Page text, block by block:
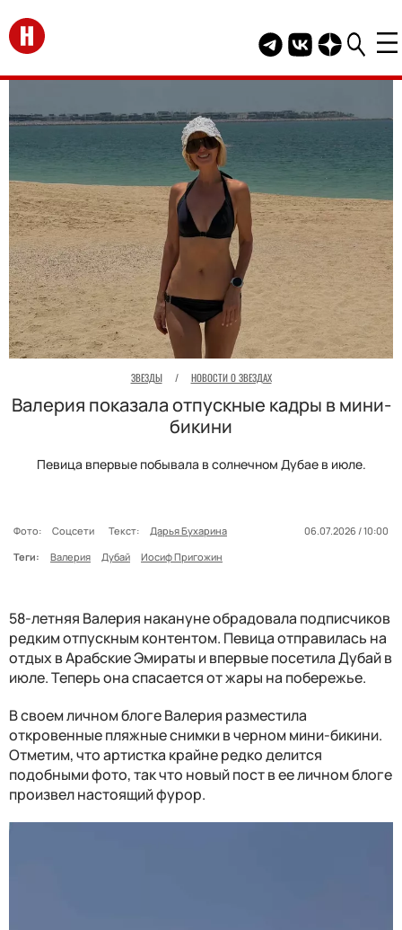
Перейти на главную
Telegram канал
Группа HELLO
Канал
ЗВЕЗДЫ / НОВОСТИ О ЗВЕЗДАХ
Валерия показала отпускные кадры в мини-
бикини
Певица впервые побывала в солнечном Дубае в июле.
Фото: Соцсети Текст: Дарья Бухарина
06.07.2026 / 10:00
Теги:
Валерия Дубай Иосиф Пригожин
58-летняя Валерия накануне обрадовала подписчиков
редким отпускным контентом. Певица отправилась на
отдых в Арабские Эмираты и впервые посетила Дубай в
июле. Теперь она спасается от жары на побережье.
В своем личном блоге Валерия разместила
откровенные пляжные снимки в черном мини-бикини.
Отметим, что артистка крайне редко делится
подобными фото, так что новый пост в ее личном блоге
произвел настоящий фурор.